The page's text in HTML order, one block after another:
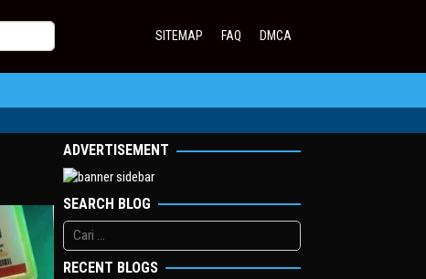
SITEMAP FAQ DMCA
ADVERTISEMENT
SEARCH BLOG
Cari
untuk:
RECENT BLOGS